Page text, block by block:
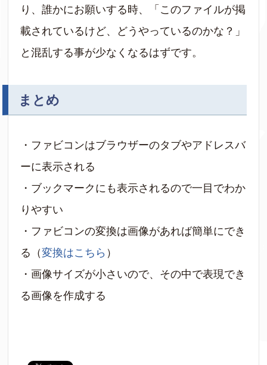
り、誰かにお願いする時、「このファイルが掲
載されているけど、どうやっているのかな？」
と混乱する事が少なくなるはずです。
まとめ
・ファビコンはブラウザーのタブやアドレスバ
ーに表示される
・ブックマークにも表示されるので一目でわか
りやすい
・ファビコンの変換は画像があれば簡単にでき
る（変換はこちら ）
・画像サイズが小さいので、その中で表現でき
る画像を作成する